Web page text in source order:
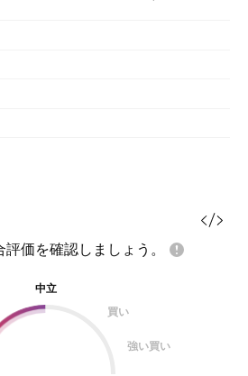
価を確認しましょう。
中立
買い
強い買い